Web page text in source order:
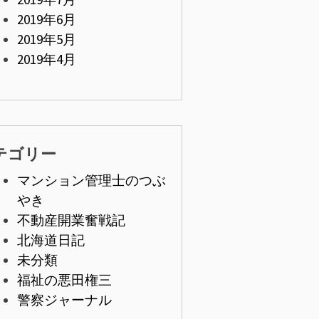
2019年6月
2019年5月
2019年4月
ゴリー
マンション管理士のつぶ
やき
不動産開業奮戦記
北海道日記
未分類
福祉の悪田権三
警察ジャーナル